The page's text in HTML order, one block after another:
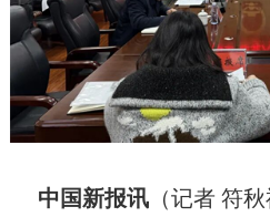
中国新报讯（记者 符